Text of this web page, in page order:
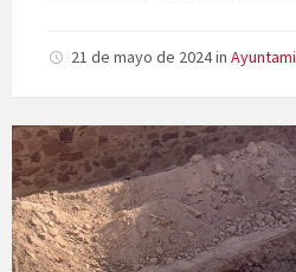
21 de mayo de 2024in